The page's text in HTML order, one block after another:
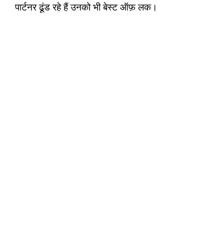
पार्टनर ढूंड रहे हैं उनको भी बेस्ट ऑफ़ लक।